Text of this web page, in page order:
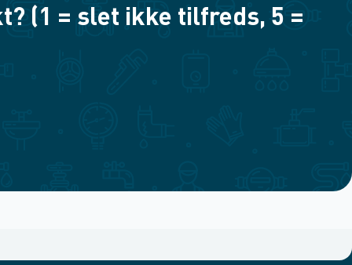
(1 = slet ikke tilfreds, 5 =